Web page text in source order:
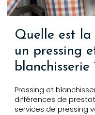
Quelle est la
un pressing
blanchisserie
Pressing et
différences de
services de pressing